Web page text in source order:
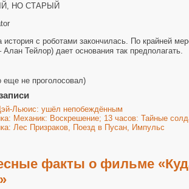
НО СТАРЫЙ
история с роботами закончилась. По крайней
Алан Тейлор) дает основания так предполагать.
еще не проголосовал)
Льюис: ушёл непобеждённым
Механик: Воскрешение; 13 часов: Тайные
Лес Призраков, Поезд в Пусан, Импульс
факты о фильме